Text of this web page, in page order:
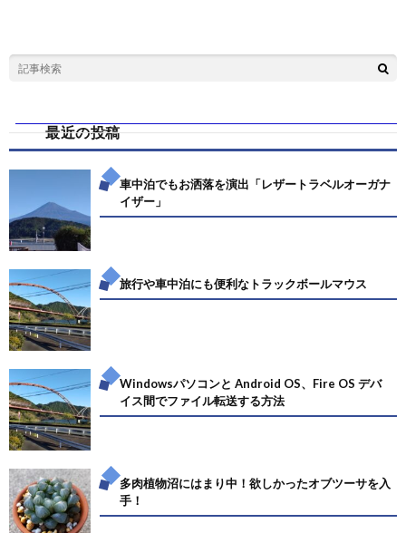
最近の投稿
車中泊でもお洒落を演出「レザートラベルオーガナ
イザー」
旅行や車中泊にも便利なトラックボールマウス
Windowsパソコンと Android OS、Fire OS デバ
イス間でファイル転送する方法
多肉植物沼にはまり中！欲しかったオブツーサを入
手！